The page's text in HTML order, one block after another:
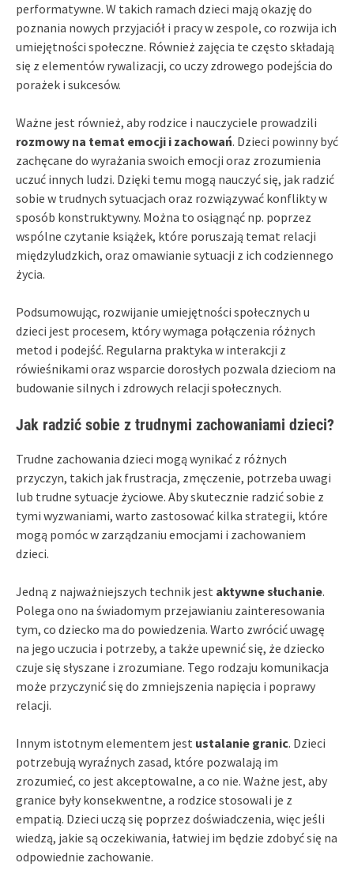
performatywne. W takich ramach dzieci mają okazję do
poznania nowych przyjaciół i pracy w zespole, co rozwija ich
umiejętności społeczne. Również zajęcia te często składają
się z elementów rywalizacji, co uczy zdrowego podejścia do
porażek i sukcesów.
Ważne jest również, aby rodzice i nauczyciele prowadzili
rozmowy na temat emocji i zachowań. Dzieci powinny być
zachęcane do wyrażania swoich emocji oraz zrozumienia
uczuć innych ludzi. Dzięki temu mogą nauczyć się, jak radzić
sobie w trudnych sytuacjach oraz rozwiązywać konflikty w
sposób konstruktywny. Można to osiągnąć np. poprzez
wspólne czytanie książek, które poruszają temat relacji
międzyludzkich, oraz omawianie sytuacji z ich codziennego
życia.
Podsumowując, rozwijanie umiejętności społecznych u
dzieci jest procesem, który wymaga połączenia różnych
metod i podejść. Regularna praktyka w interakcji z
rówieśnikami oraz wsparcie dorosłych pozwala dzieciom na
budowanie silnych i zdrowych relacji społecznych.
Jak radzić sobie z trudnymi zachowaniami dzieci?
Trudne zachowania dzieci mogą wynikać z różnych
przyczyn, takich jak frustracja, zmęczenie, potrzeba uwagi
lub trudne sytuacje życiowe. Aby skutecznie radzić sobie z
tymi wyzwaniami, warto zastosować kilka strategii, które
mogą pomóc w zarządzaniu emocjami i zachowaniem
dzieci.
Jedną z najważniejszych technik jest aktywne słuchanie.
Polega ono na świadomym przejawianiu zainteresowania
tym, co dziecko ma do powiedzenia. Warto zwrócić uwagę
na jego uczucia i potrzeby, a także upewnić się, że dziecko
czuje się słyszane i zrozumiane. Tego rodzaju komunikacja
może przyczynić się do zmniejszenia napięcia i poprawy
relacji.
Innym istotnym elementem jest ustalanie granic. Dzieci
potrzebują wyraźnych zasad, które pozwalają im
zrozumieć, co jest akceptowalne, a co nie. Ważne jest, aby
granice były konsekwentne, a rodzice stosowali je z
empatią. Dzieci uczą się poprzez doświadczenia, więc jeśli
wiedzą, jakie są oczekiwania, łatwiej im będzie zdobyć się na
odpowiednie zachowanie.